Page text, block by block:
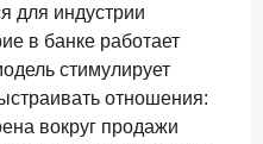
для индустрии
в банке работает
стимулирует
отношения:
вокруг продажи